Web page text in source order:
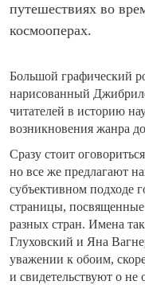
путешествиях во
космооперах.
Большой графический
нарисованный
читателей в историю
возникновения жанра
Сразу стоит
но все же предлагают
субъективном подходе
страницы,
разных стран. Имена
Глуховский и Яна
уважении к обоим,
и свидетельствуют о не